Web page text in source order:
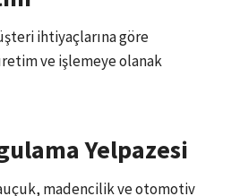
ihtiyaçlarına göre
ve işlemeye olanak
Yelpazesi
madencilik ve otomotiv